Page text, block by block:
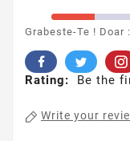
Grabeste-Te ! Doar :
Rating: Be the
Write your